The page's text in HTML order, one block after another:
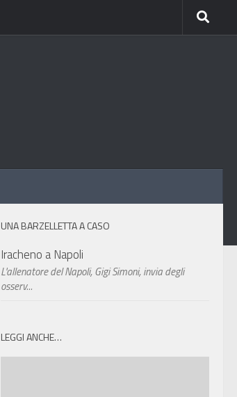
UNA BARZELLETTA A CASO
Iracheno a Napoli
L'allenatore del Napoli, Gigi Simoni, invia degli
osserv...
LEGGI ANCHE…